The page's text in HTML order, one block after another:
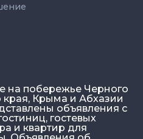
на побережье Черного
Крыма и Абхазии
объявления с
гостевых
и квартир для